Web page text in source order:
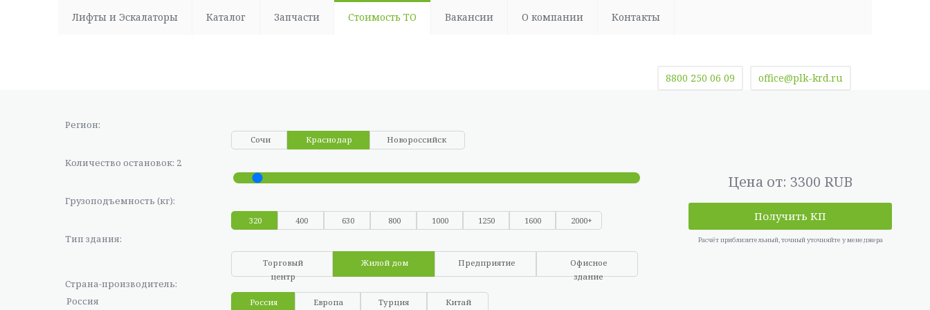
office@plk-krd.ru
8800 250 06 09
Лифты и Эскалаторы Каталог Запчасти Стоимость ТО Вакансии О компании Контакты
Регион:
Количество остановок: 2
Грузоподъемность (кг):
Тип здания:
Страна-производитель:
Россия
Цена от: 3300 RUB
Получить КП
Расчёт приблизительный, точный уточняйте у менеджера
Сочи Краснодар Новороссийск
320 400 630 800 1000 1250 1600 2000+
Торговый
центр
Жилой дом Предприятие
Офисное
здание
Россия Европа Турция Китай